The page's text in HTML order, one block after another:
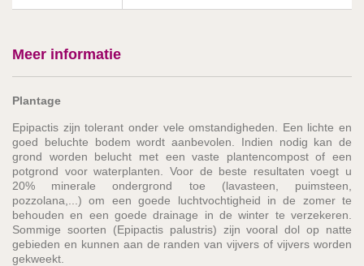
Meer informatie
Plantage
Epipactis zijn tolerant onder vele omstandigheden. Een lichte en
goed beluchte bodem wordt aanbevolen. Indien nodig kan de
grond worden belucht met een vaste plantencompost of een
potgrond voor waterplanten. Voor de beste resultaten voegt u
20% minerale ondergrond toe (lavasteen, puimsteen,
pozzolana,...) om een goede luchtvochtigheid in de zomer te
behouden en een goede drainage in de winter te verzekeren.
Sommige soorten (Epipactis palustris) zijn vooral dol op natte
gebieden en kunnen aan de randen van vijvers of vijvers worden
gekweekt.